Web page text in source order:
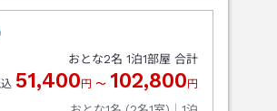
おとな2名 1泊1部屋 合計
51,400 円 〜 102,800 円